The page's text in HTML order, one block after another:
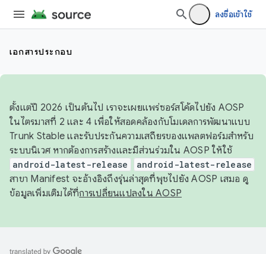
ลงชื่อเข้าใช้
เอกสารประกอบ
ตั้งแต่ปี 2026 เป็นต้นไป เราจะเผยแพร่ซอร์สโค้ดไปยัง AOSP
ในไตรมาสที่ 2 และ 4 เพื่อให้สอดคล้องกับโมเดลการพัฒนาแบบ
Trunk Stable และรับประกันความเสถียรของแพลตฟอร์มสำหรับ
ระบบนิเวศ หากต้องการสร้างและมีส่วนร่วมใน AOSP ให้ใช้
android-latest-release android-latest-release
สาขา Manifest จะอ้างอิงถึงรุ่นล่าสุดที่พุชไปยัง AOSP เสมอ ดู
ข้อมูลเพิ่มเติมได้ที่การเปลี่ยนแปลงใน AOSP